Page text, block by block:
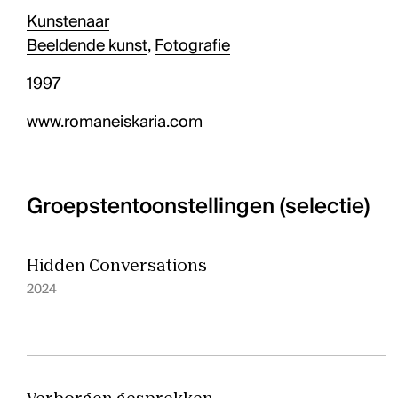
Kunstenaar
Beeldende kunst, Fotografie
1997
www.romaneiskaria.com
Groepstentoonstellingen (selectie)
Hidden Conversations
2024